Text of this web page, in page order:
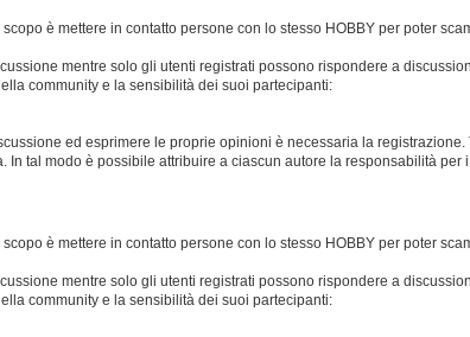
è mettere in contatto persone con lo stesso HOBBY per poter
mentre solo gli utenti registrati possono rispondere a
community e la sensibilità dei suoi partecipanti:
ed esprimere le proprie opinioni è necessaria la
tal modo è possibile attribuire a ciascun autore la responsabilità per
è mettere in contatto persone con lo stesso HOBBY per poter
mentre solo gli utenti registrati possono rispondere a
community e la sensibilità dei suoi partecipanti: